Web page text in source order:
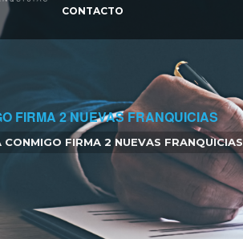
CONTACTO
FIRMA 2 NUEVAS FRANQUICIAS
CONMIGO FIRMA 2 NUEVAS FRANQUICIAS